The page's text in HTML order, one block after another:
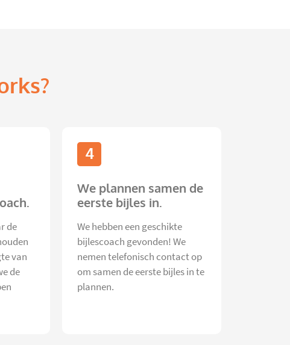
de
van
de
4
We plannen samen de
eerste bijles in.
We hebben een geschikte
bijlescoach gevonden! We
nemen telefonisch contact op
om samen de eerste bijles in te
plannen.